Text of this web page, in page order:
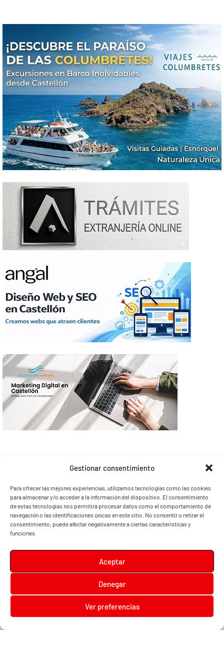
Gestionar consentimiento
Para ofrecer las mejores experiencias, utilizamos tecnologías como las cookies
para almacenar y/o acceder a la información del dispositivo. El consentimiento
de estas tecnologías nos permitirá procesar datos como el comportamiento de
navegación o las identificaciones únicas en este sitio. No consentir o retirar el
consentimiento, puede afectar negativamente a ciertas características y
funciones.
Aceptar
Denegar
Ver preferencias
Diari la Terreta
, un diario digital en el que podrás encontrar noticias de toda la